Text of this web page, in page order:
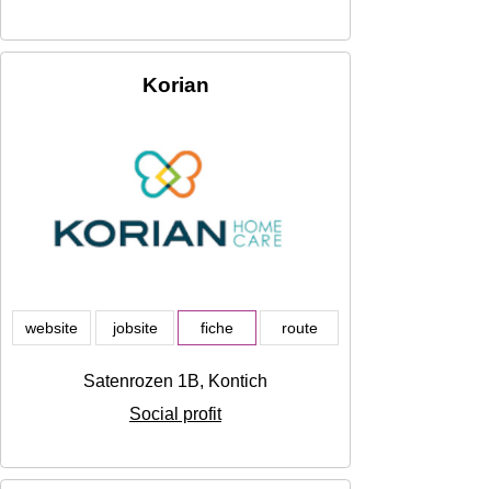
Korian
website jobsite fiche route
Satenrozen 1B, Kontich
Social profit